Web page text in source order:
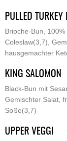
PULLED TURKEY
Brioche-Bun,
Coleslaw(3,7),
hausgemachter
KING SALOMON
Black-Bun mit
Gemischter Salat,
Soße(3,7)
UPPER VEGGI